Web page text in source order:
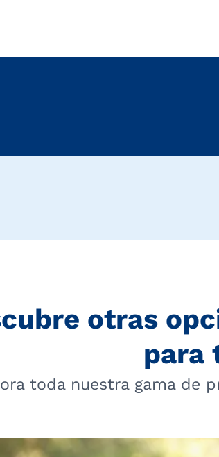
otras
para
toda nuestra gama de